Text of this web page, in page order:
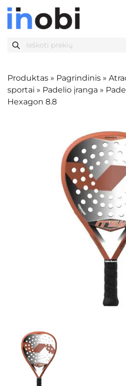
Produktas » Pagrindinis »
sportai » Padelio įranga »
Hexagon 8.8